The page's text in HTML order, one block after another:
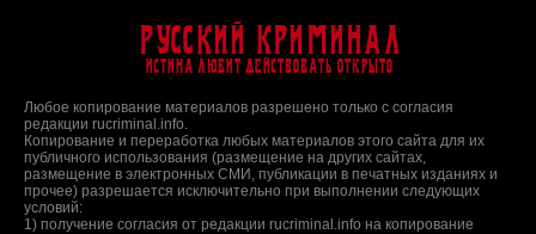
Русский Криминал
Истина любит действовать открыто
Любое копирование материалов разрешено только с согласия
редакции rucriminal.info.
Копирование и переработка любых материалов этого сайта для их
публичного использования (размещение на других сайтах,
размещение в электронных СМИ, публикации в печатных изданиях и
прочее) разрешается исключительно при выполнении следующих
условий:
1) получение согласия от редакции rucriminal.info на копирование